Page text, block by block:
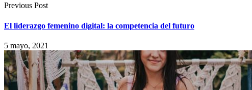
Previous Post
El liderazgo femenino digital: la competencia del futuro
5 mayo, 2021